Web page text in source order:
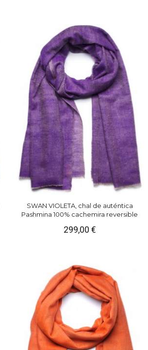
SWAN VIOLETA, chal de auténtica
Pashmina 100% cachemira reversible
299,00 €